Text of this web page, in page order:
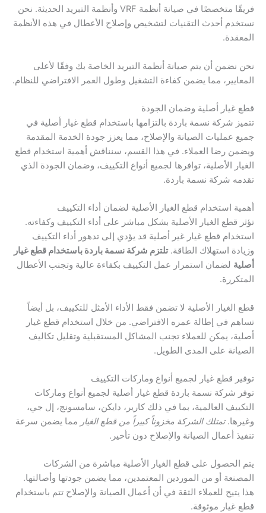
فريقًا متخصصًا في صيانة أنظمة VRF وأنظمة التبريد الحديثة. نحن
نستخدم أحدث التقنيات لتشخيص وإصلاح الأعطال في هذه الأنظمة
المعقدة.
نحن نضمن أن يتم صيانة أنظمة التبريد الخاصة بك وفقًا لأعلى
المعايير، مما يضمن كفاءة التشغيل وطول العمر الافتراضي للنظام.
قطع غيار أصلية وضمان الجودة
تتميز شركة نسمة باردة بالتزامها باستخدام قطع غيار أصلية في
جميع عمليات الصيانة والإصلاح، مما يعزز جودة الخدمة المقدمة
ويضمن رضا العملاء. في هذا القسم، سنناقش أهمية استخدام قطع
الغيار الأصلية، توافرها لجميع أنواع التكييف، وضمان الجودة الذي
تقدمه شركة نسمة باردة.
أهمية استخدام قطع الغيار الأصلية لضمان أداء التكييف
تؤثر قطع الغيار الأصلية بشكل مباشر على أداء التكييف وكفاءته.
استخدام قطع غيار غير أصلية قد يؤدي إلى تدهور أداء التكييف
وزيادة استهلاك الطاقة.تلتزم شركة نسمة باردة باستخدام قطع غيار
أصلية لضمان استمرار عمل التكييف بكفاءة عالية وتجنب الأعطال
المتكررة.
قطع الغيار الأصلية لا تضمن فقط الأداء الأمثل للتكييف، بل أيضاً
تساهم في إطالة عمره الافتراضي. من خلال استخدام قطع غيار
أصلية، يمكن للعملاء تجنب المشاكل المستقبلية وتقليل تكاليف
الصيانة على المدى الطويل.
توفير قطع غيار لجميع أنواع وماركات التكييف
توفر شركة نسمة باردة قطع غيار أصلية لجميع أنواع وماركات
التكييف العالمية، بما في ذلك كارير، دايكن، سامسونج، إل جي،
وغيرها.تمتلك الشركة مخزوناً كبيراً من قطع الغيار مما يضمن سرعة
تنفيذ أعمال الصيانة والإصلاح دون تأخير.
يتم الحصول على قطع الغيار الأصلية مباشرة من الشركات
المصنعة أو من الموردين المعتمدين، مما يضمن جودتها وأصالتها.
هذا يتيح للعملاء الثقة في أن أعمال الصيانة والإصلاح تتم باستخدام
قطع غيار موثوقة.